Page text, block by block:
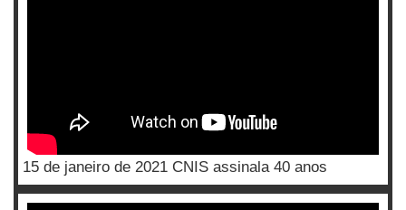
15 de janeiro de 2021 CNIS assinala 40 anos